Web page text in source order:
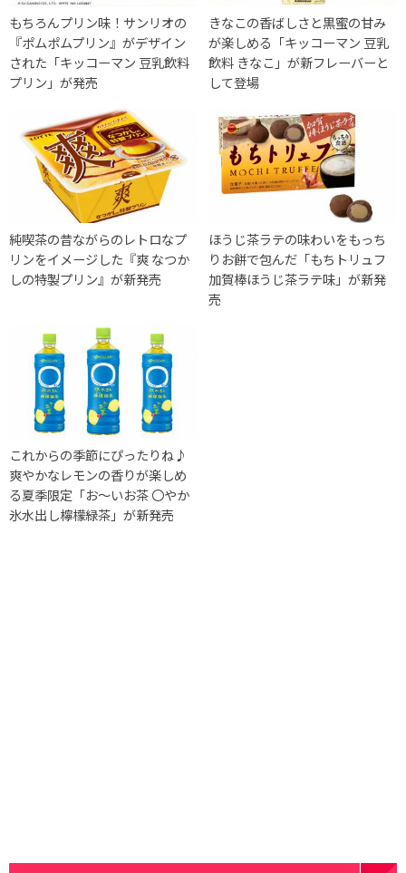
もちろんプリン味！サンリオの
『ポムポムプリン』がデザイン
された「キッコーマン 豆乳飲料
プリン」が発売
きなこの香ばしさと黒蜜の甘み
が楽しめる「キッコーマン 豆乳
飲料 きなこ」が新フレーバーと
して登場
純喫茶の昔ながらのレトロなプ
リンをイメージした『爽 なつか
しの特製プリン』が新発売
ほうじ茶ラテの味わいをもっち
りお餅で包んだ「もちトリュフ
加賀棒ほうじ茶ラテ味」が新発
売
これからの季節にぴったりね♪
爽やかなレモンの香りが楽しめ
る夏季限定「お～いお茶 〇やか
氷水出し檸檬緑茶」が新発売